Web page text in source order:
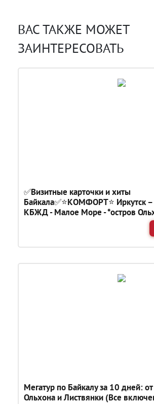
ВАС ТАКЖЕ МОЖЕТ
ЗАИНТЕРЕСОВАТЬ
✅Визитные карточки и хиты
Байкала✅⭐КОМФОРТ⭐ Иркутск –
КБЖД - Малое Море - *остров
Мегатур по Байкалу за 10 дней:
Ольхона и Листвянки (Все